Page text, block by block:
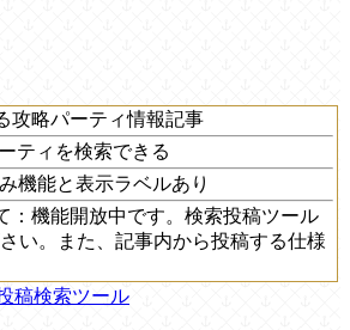
攻略パーティ情報記事
ティを検索できる
機能と表示ラベルあり
：機能開放中です。検索投稿ツール
い。また、記事内から投稿する仕様
稿検索ツール